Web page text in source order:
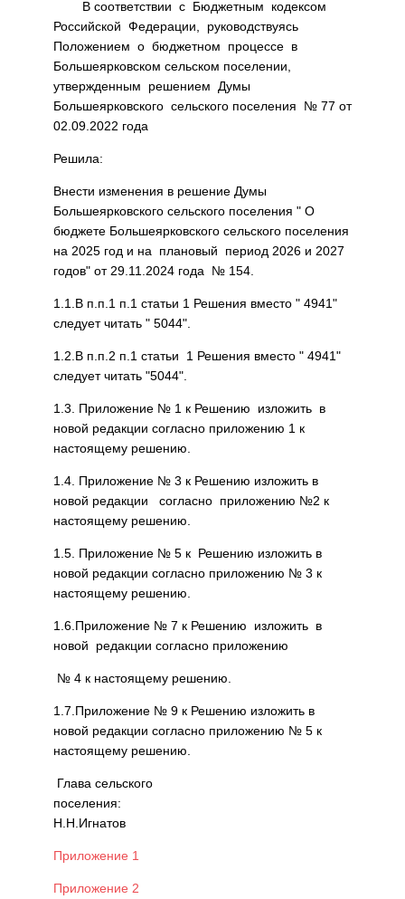
В соответствии с Бюджетным кодексом
Российской Федерации, руководствуясь
Положением о бюджетном процессе в
Большеярковском сельском поселении,
утвержденным решением Думы
Большеярковского сельского поселения № 77 от
02.09.2022 года
Решила:
Внести изменения в решение Думы
Большеярковского сельского поселения " О
бюджете Большеярковского сельского поселения
на 2025 год и на плановый период 2026 и 2027
годов" от 29.11.2024 года № 154.
1.1.В п.п.1 п.1 статьи 1 Решения вместо " 4941"
следует читать " 5044".
1.2.В п.п.2 п.1 статьи 1 Решения вместо " 4941"
следует читать "5044".
1.3. Приложение № 1 к Решению изложить в
новой редакции согласно приложению 1 к
настоящему решению.
1.4. Приложение № 3 к Решению изложить в
новой редакции согласно приложению №2 к
настоящему решению.
1.5. Приложение № 5 к Решению изложить в
новой редакции согласно приложению № 3 к
настоящему решению.
1.6.Приложение № 7 к Решению изложить в
новой редакции согласно приложению
№ 4 к настоящему решению.
1.7.Приложение № 9 к Решению изложить в
новой редакции согласно приложению № 5 к
настоящему решению.
Глава сельского
поселения:
Н.Н.Игнатов
Приложение 1
Приложение 2